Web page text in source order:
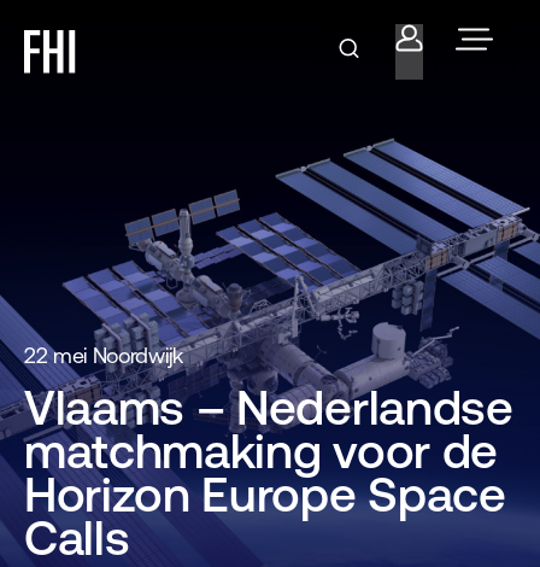
22 mei Noordwijk
Vlaams – Nederlandse
matchmaking voor de
Horizon Europe Space
Calls